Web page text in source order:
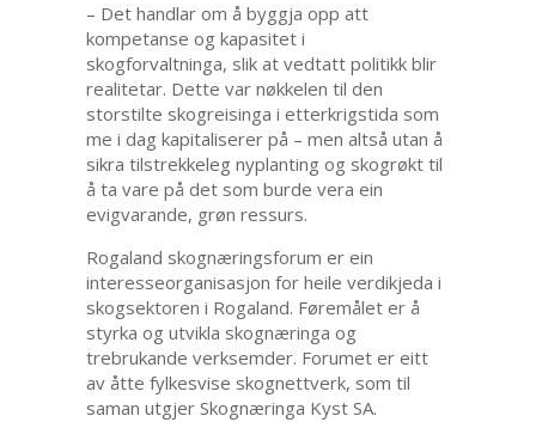
– Det handlar om å byggja opp att
kompetanse og kapasitet i
skogforvaltninga, slik at vedtatt politikk blir
realitetar. Dette var nøkkelen til den
storstilte skogreisinga i etterkrigstida som
me i dag kapitaliserer på – men altså utan å
sikra tilstrekkeleg nyplanting og skogrøkt til
å ta vare på det som burde vera ein
evigvarande, grøn ressurs.
Rogaland skognæringsforum er ein
interesseorganisasjon for heile verdikjeda i
skogsektoren i Rogaland. Føremålet er å
styrka og utvikla skognæringa og
trebrukande verksemder. Forumet er eitt
av åtte fylkesvise skognettverk, som til
saman utgjer Skognæringa Kyst SA.